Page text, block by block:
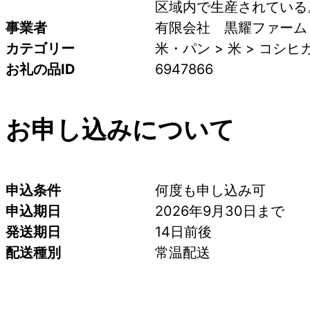
区域内で生産されてい
事業者
有限会社　黒耀ファーム
カテゴリー
米・パン > 米 > コシヒ
お礼の品ID
6947866
お申し込みについて
申込条件
何度も申し込み可
申込期日
2026年9月30日まで
発送期日
14日前後
配送種別
常温配送